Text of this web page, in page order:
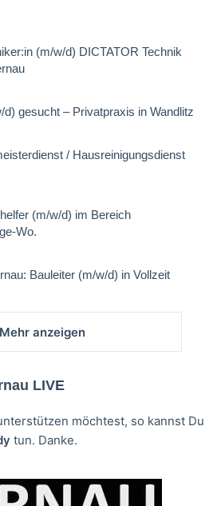
(m/w/d) DICTATOR Technik
gesucht – Privatpraxis in Wandlitz
/ Hausreinigungsdienst
(m/w/d) im Bereich
Wo.
Bauleiter (m/w/d) in Vollzeit
Mehr anzeigen
LIVE
möchtest, so kannst Du
tun. Danke.